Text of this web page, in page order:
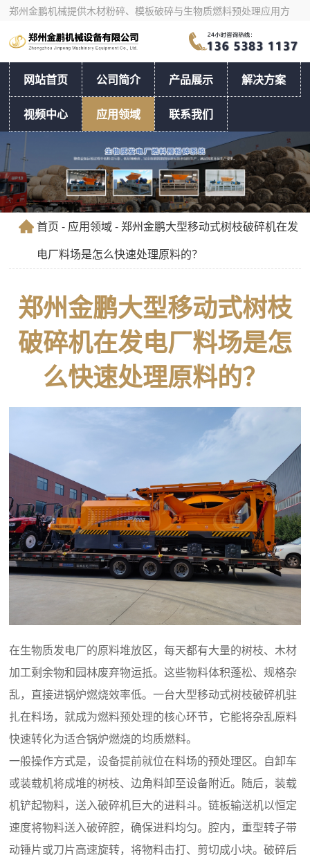
郑州金鹏机械提供木材粉碎、模板破碎与生物质燃料预处理应用方
案，支持按物料和产量选型。
网站首页 公司简介 产品展示 解决方案
视频中心 应用领域 联系我们
首页 - 应用领域- 郑州金鹏大型移动式树枝破碎机在发
电厂料场是怎么快速处理原料的？
郑州金鹏大型移动式树枝
破碎机在发电厂料场是怎
么快速处理原料的？
在生物质发电厂的原料堆放区，每天都有大量的树枝、木材
加工剩余物和园林废弃物运抵。这些物料体积蓬松、规格杂
乱，直接进锅炉燃烧效率低。一台大型移动式树枝破碎机驻
扎在料场，就成为燃料预处理的核心环节，它能将杂乱原料
快速转化为适合锅炉燃烧的均质燃料。
一般操作方式是，设备提前就位在料场的预处理区。自卸车
或装载机将成堆的树枝、边角料卸至设备附近。随后，装载
机铲起物料，送入破碎机巨大的进料斗。链板输送机以恒定
速度将物料送入破碎腔，确保进料均匀。腔内，重型转子带
动锤片或刀片高速旋转，将物料击打、剪切成小块。破碎后